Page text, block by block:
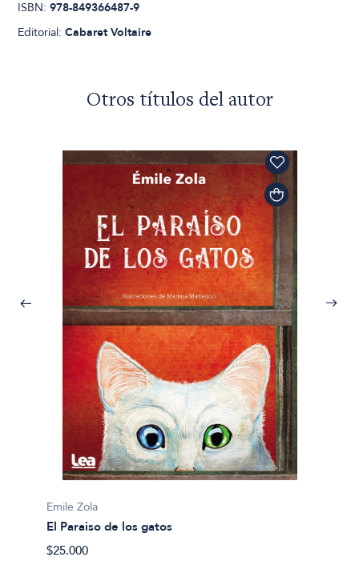
ISBN:978-849366487-9
Editorial:Cabaret Voltaire
Otros títulos del autor
Emile Zola
El Paraiso de los gatos
$25.000